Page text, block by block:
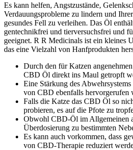
Es kann helfen, Angstzustände,
Verdauungsprobleme zu lindern und
gesundes Fell zu verleihen. Das Öl
gentechnikfrei und tierversuchsfrei und
geeignet. R R Medicinals ist ein kleines
das eine Vielzahl von Hanfprodukten
Durch den für Katzen
CBD Öl direkt ins Maul getropft
Eine Stärkung des
von CBD ebenfalls hervorgerufen
Falls die Katze das CBD Öl so
probieren, es auf die Pfote zu
Obwohl CBD-Öl im Allgemeinen
Überdosierung zu bestimmten
Es kann auch vorkommen, dass
von CBD-Therapie reduziert